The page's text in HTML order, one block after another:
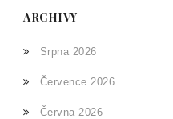
ARCHIVY
Srpna 2026
Července 2026
Června 2026